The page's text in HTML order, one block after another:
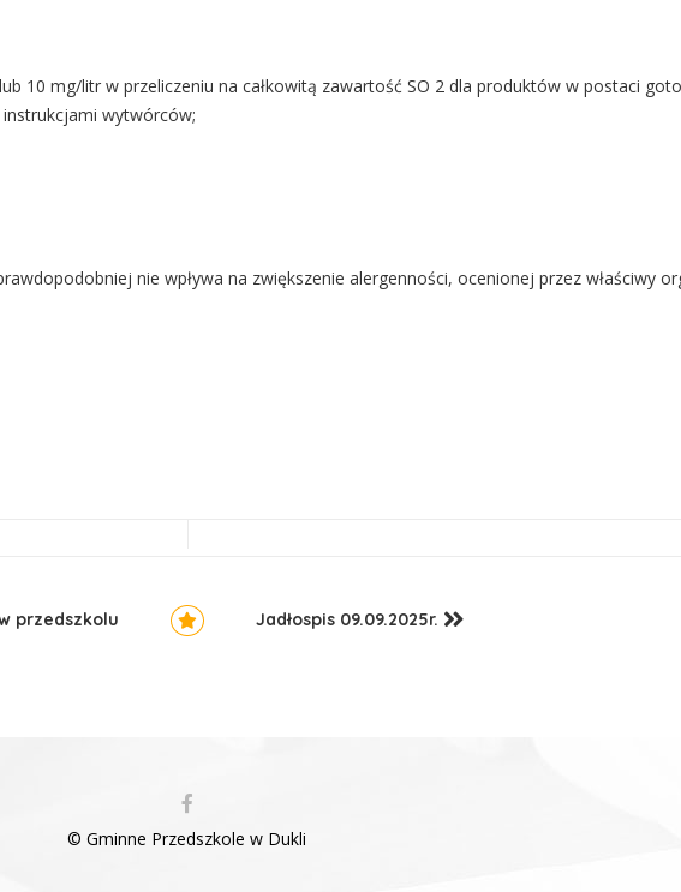
10 mg/litr w przeliczeniu na całkowitą zawartość SO 2 dla produktów w postaci
wytwórców;
nie wpływa na zwiększenie alergenności, ocenionej przez właściwy
przedszkolu Jadłospis 09.09.2025r.
© Gminne Przedszkole w Dukli